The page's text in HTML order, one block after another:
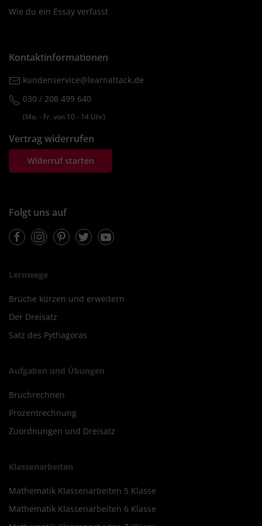
Wie du ein Essay verfasst
Kontaktinformationen
kundenservice@learnattack.de
030 / 208 499 640
(Mo. ‐ Fr. von 10 ‐ 14 Uhr)
Vertrag widerrufen
Widerruf starten
Folgt uns auf
FacebookInstagramPinterestTwitterYoutube
Lernwege
Brüche kürzen und erweitern
Der Dreisatz
Satz des Pythagoras
Aufgaben und Übungen
Bruchrechnen
Prozentrechnung
Zuordnungen und Dreisatz
Klassenarbeiten
Mathematik Klassenarbeiten 5 Klasse
Mathematik Klassenarbeiten 6 Klasse